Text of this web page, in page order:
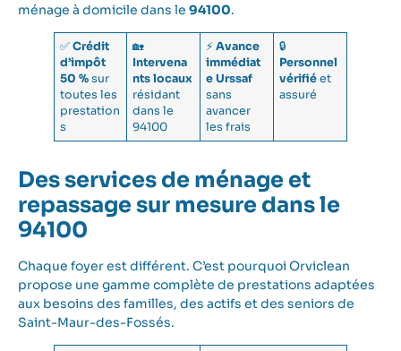
ménage à domicile dans le 94100.
✅Crédit
d’impôt
50 %sur
toutes les
prestation
s
🏡
Intervena
nts locaux
résidant
dans le
94100
⚡Avance
immédiat
e Urssaf
sans
avancer
les frais
🔒
Personnel
vérifiéet
assuré
Des services de ménage et
repassage sur mesure dans le
94100
Chaque foyer est différent. C’est pourquoi Orviclean
propose une gamme complète de prestations adaptées
aux besoins des familles, des actifs et des seniors de
Saint-Maur-des-Fossés.